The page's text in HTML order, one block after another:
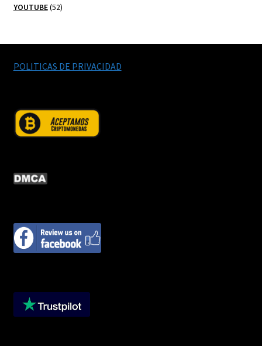
YOUTUBE 5252
POLITICAS DE PRIVACIDAD